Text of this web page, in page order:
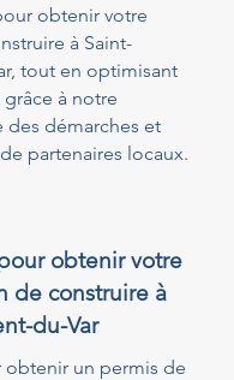
obtenir votre
à Saint-
tout en optimisant
à notre
des démarches et
partenaires locaux.
obtenir votre
de construire à
du-Var
obtenir un permis de